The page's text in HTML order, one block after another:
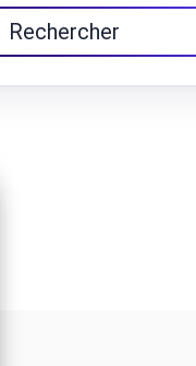
Rechercher